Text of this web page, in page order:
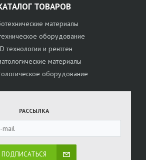
ТОВАРОВ
материалы
оборудование
технологии и рентген
материалы
оборудование
РАССЫЛКА
ПОДПИСАТЬСЯ